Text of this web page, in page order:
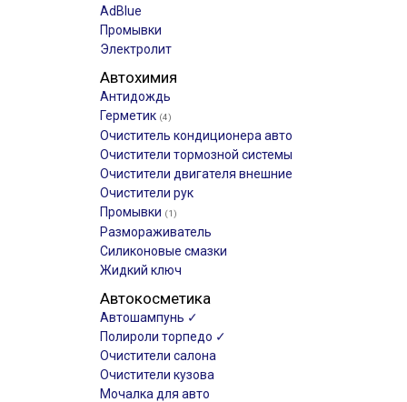
AdBlue
Промывки
Электролит
Автохимия
Антидождь
Герметик (4)
Очиститель кондиционера авто
Очистители тормозной системы
Очистители двигателя внешние
Очистители рук
Промывки (1)
Размораживатель
Силиконовые смазки
Жидкий ключ
Автокосметика
Автошампунь ✓
Полироли торпедо ✓
Очистители салона
Очистители кузова
Мочалка для авто